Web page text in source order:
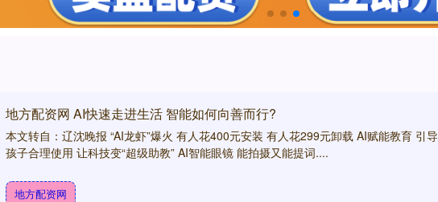
地方配资网 AI快速走进生活 智能如何向善而行?
本文转自：辽沈晚报 “AI龙虾”爆火 有人花400元安装 有人花299元卸载 AI赋能教育 引导
孩子合理使用 让科技变“超级助教” AI智能眼镜 能拍摄又能提词....
地方配资网